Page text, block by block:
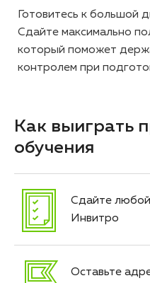
Готовитесь к большой
Сдайте максимально
который поможет
контролем при
Как выиграть
обучения
Сдайте
Инвитро
Оставьте